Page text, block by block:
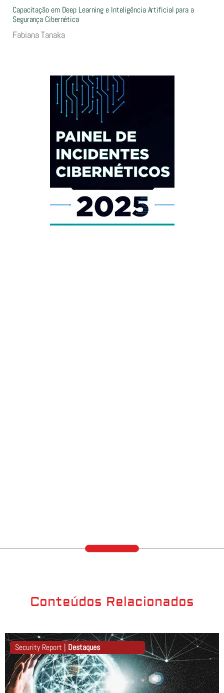
Capacitação em Deep Learning e Inteligência Artificial para a
Segurança Cibernética
Fabiana Tanaka
Conteúdos Relacionados
Security Report | Destaques